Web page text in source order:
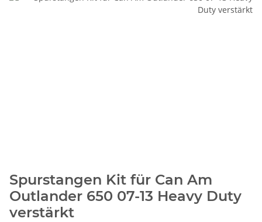
Spurstangen Kit für Can Am
Outlander 650 07-13 Heavy Duty
verstärkt